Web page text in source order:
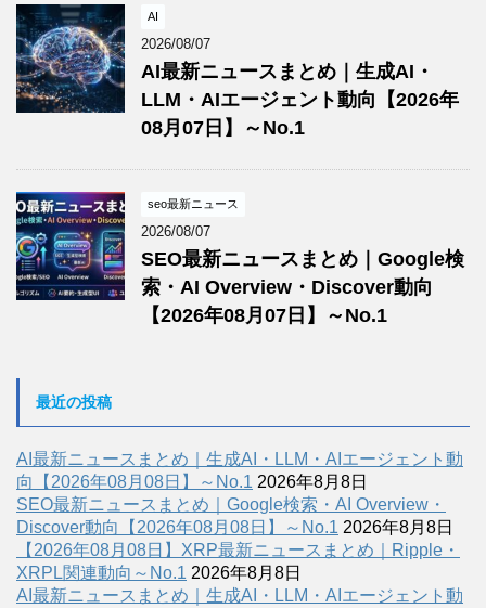
AI
2026/08/07
AI最新ニュースまとめ｜生成AI・
LLM・AIエージェント動向【2026年
08月07日】～No.1
seo最新ニュース
2026/08/07
SEO最新ニュースまとめ｜Google検
索・AI Overview・Discover動向
【2026年08月07日】～No.1
最近の投稿
AI最新ニュースまとめ｜生成AI・LLM・AIエージェント動
向【2026年08月08日】～No.1 2026年8月8日
SEO最新ニュースまとめ｜Google検索・AI Overview・
Discover動向【2026年08月08日】～No.1 2026年8月8日
【2026年08月08日】XRP最新ニュースまとめ｜Ripple・
XRPL関連動向～No.1 2026年8月8日
AI最新ニュースまとめ｜生成AI・LLM・AIエージェント動